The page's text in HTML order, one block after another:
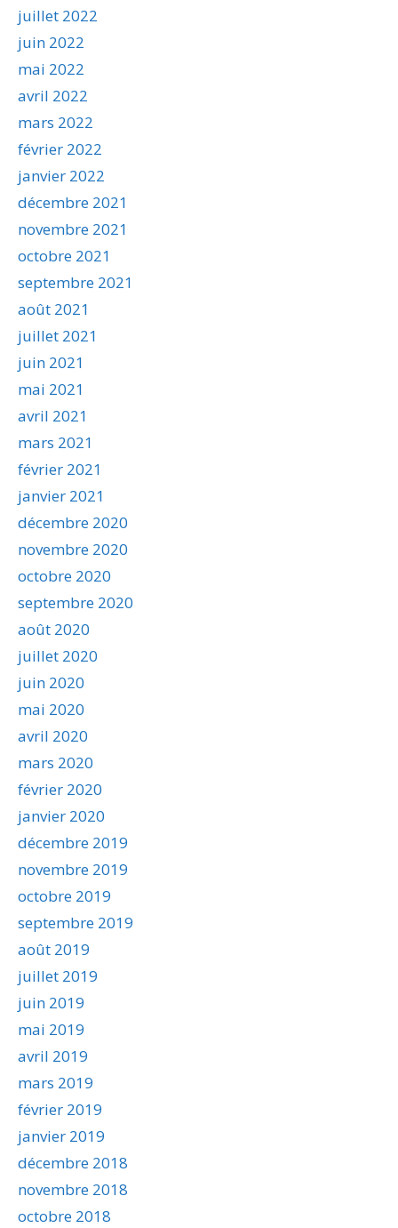
juillet 2022
juin 2022
mai 2022
avril 2022
mars 2022
février 2022
janvier 2022
décembre 2021
novembre 2021
octobre 2021
septembre 2021
août 2021
juillet 2021
juin 2021
mai 2021
avril 2021
mars 2021
février 2021
janvier 2021
décembre 2020
novembre 2020
octobre 2020
septembre 2020
août 2020
juillet 2020
juin 2020
mai 2020
avril 2020
mars 2020
février 2020
janvier 2020
décembre 2019
novembre 2019
octobre 2019
septembre 2019
août 2019
juillet 2019
juin 2019
mai 2019
avril 2019
mars 2019
février 2019
janvier 2019
décembre 2018
novembre 2018
octobre 2018